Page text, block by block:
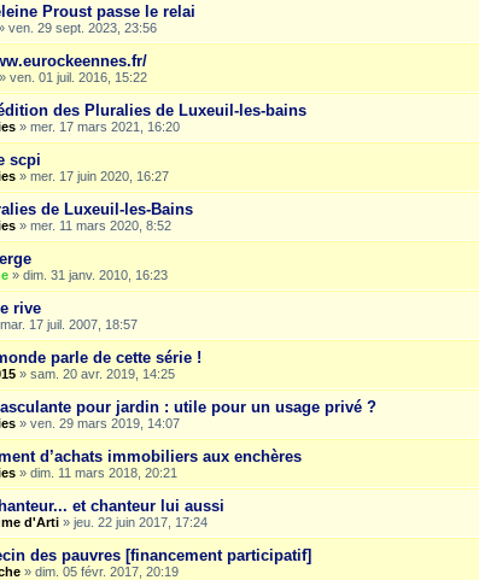
Proust passe le relai
ven. 29 sept. 2023, 23:56
» ven. 01 juil. 2016, 15:22
des Pluralies de Luxeuil-les-bains
» mer. 17 mars 2021, 16:20
scpi
» mer. 17 juin 2020, 16:27
de Luxeuil-les-Bains
» mer. 11 mars 2020, 8:52
» dim. 31 janv. 2010, 16:23
rive
mar. 17 juil. 2007, 18:57
parle de cette série !
» sam. 20 avr. 2019, 14:25
pour jardin : utile pour un usage privé ?
» ven. 29 mars 2019, 14:07
d’achats immobiliers aux enchères
» dim. 11 mars 2018, 20:21
et chanteur lui aussi
d'Arti » jeu. 22 juin 2017, 17:24
des pauvres [financement participatif]
» dim. 05 févr. 2017, 20:19